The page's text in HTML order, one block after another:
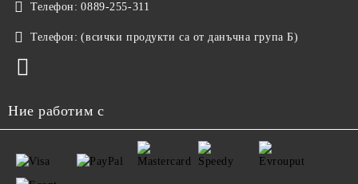
Телефон: 0889-255-311
Телефон: (всички продукти са от данъчна група Б)
Ние работим с